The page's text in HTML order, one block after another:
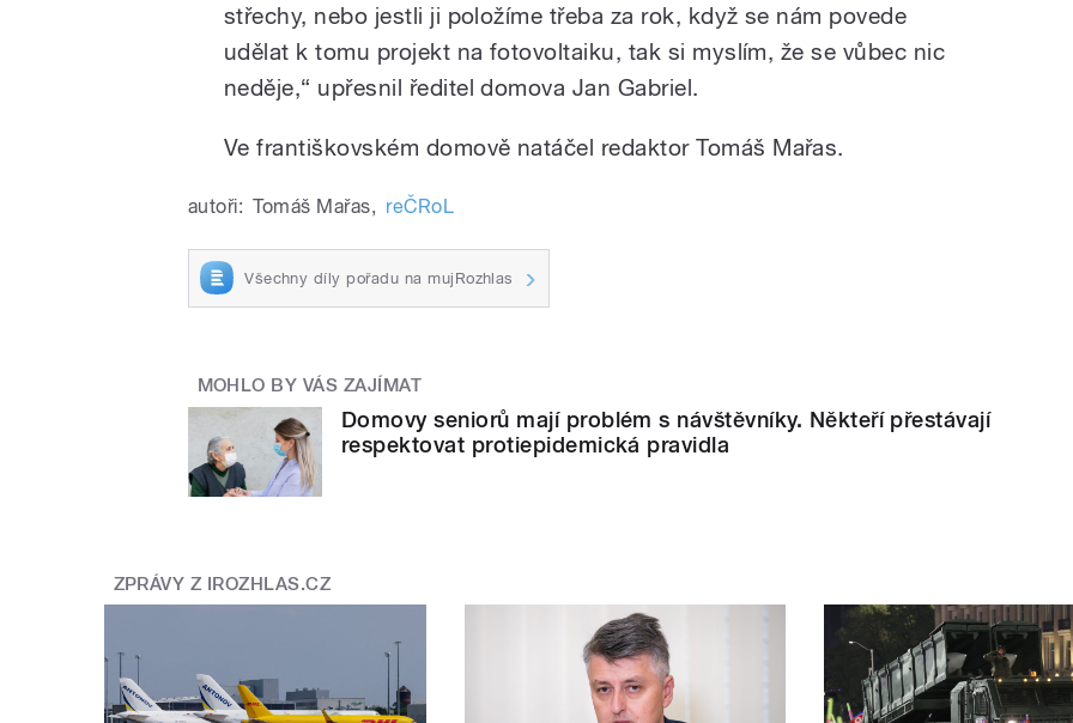
střechy, nebo jestli ji položíme třeba za rok, když se nám povede
udělat k tomu projekt na fotovoltaiku, tak si myslím, že se vůbec nic
neděje,“ upřesnil ředitel domova Jan Gabriel.
Ve františkovském domově natáčel redaktor Tomáš Mařas.
autoři: Tomáš Mařas, reČRoL
Všechny díly pořadu na mujRozhlas
MOHLO BY VÁS ZAJÍMAT
Domovy seniorů mají problém s návštěvníky. Někteří přestávají
respektovat protiepidemická pravidla
ZPRÁVY Z IROZHLAS.CZ